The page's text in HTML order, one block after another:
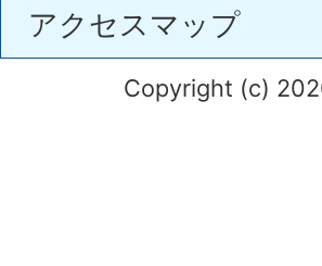
アクセスマップ
Copyright (c)